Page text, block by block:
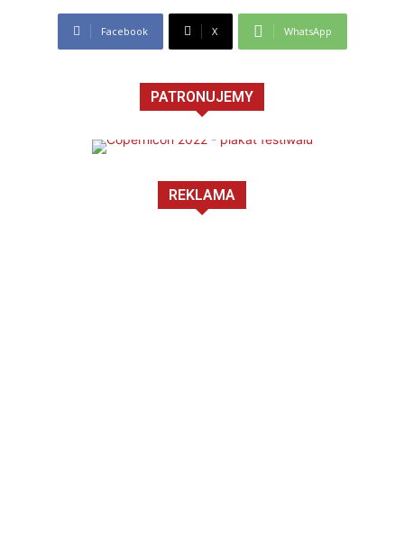
Facebook X WhatsApp
PATRONUJEMY
REKLAMA